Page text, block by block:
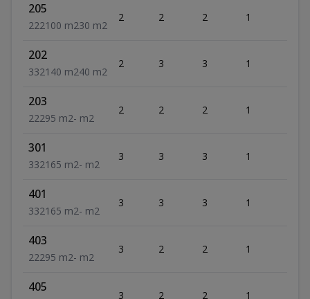
205
222100 m230 m2
2 2 2 1
202
332140 m240 m2
2 3 3 1
203
22295 m2- m2
2 2 2 1
301
332165 m2- m2
3 3 3 1
401
332165 m2- m2
3 3 3 1
403
22295 m2- m2
3 2 2 1
405
3 2 2 1